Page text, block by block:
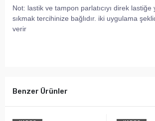
Not: lastik ve tampon parlatıcıyı direk
sıkmak tercihinize bağlıdır. iki uygulama
verir
Benzer Ürünler